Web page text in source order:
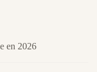
en 2026